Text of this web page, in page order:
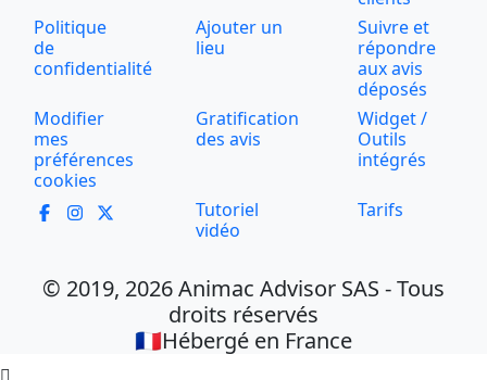
Politique
de
confidentialité
Ajouter un
lieu
Suivre et
répondre
aux avis
déposés
Modifier
mes
préférences
cookies
Gratification
des avis
Widget /
Outils
intégrés
Tutoriel
vidéo
Tarifs
© 2019, 2026 Animac Advisor SAS - Tous
droits réservés
🇫🇷Hébergé en France